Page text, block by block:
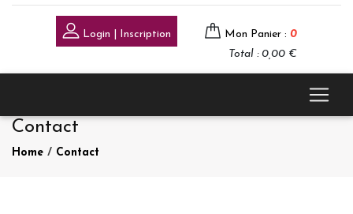
Login | Inscription Mon Panier : 0
Total : 0,00 €
Contact
Home / Contact